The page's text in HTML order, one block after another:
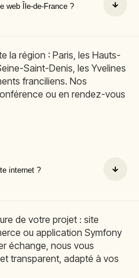
web Île-de-France ?
la région : Paris, les Hauts-
Saint-Denis, les Yvelines
franciliens. Nos
ou en rendez-vous
internet ?
de votre projet : site
ou application Symfony
échange, nous vous
transparent, adapté à vos